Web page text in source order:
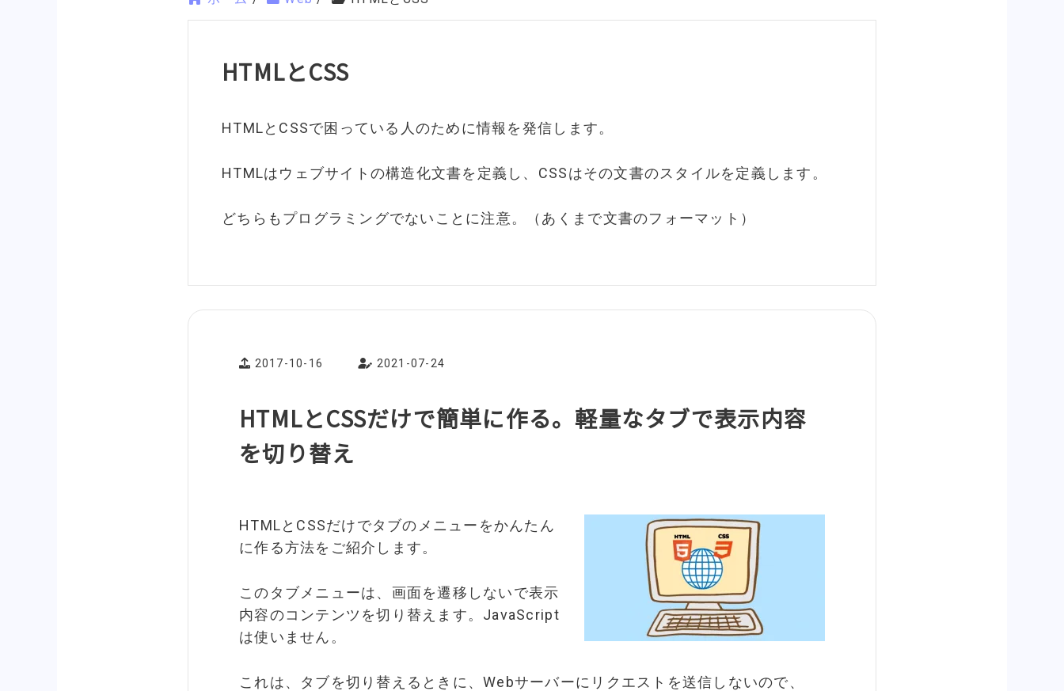
HTMLとCSS
HTMLとCSSで困っている人のために情報を発信します。
HTMLはウェブサイトの構造化文書を定義し、CSSはその文書のスタイルを定義します。
どちらもプログラミングでないことに注意。（あくまで文書のフォーマット）
2017-10-16 2021-07-24
HTMLとCSSだけで簡単に作る。軽量なタブで表示内容
を切り替え
HTMLとCSSだけでタブのメニューをかんたん
に作る方法をご紹介します。
このタブメニューは、画面を遷移しないで表示
内容のコンテンツを切り替えます。JavaScript
は使いません。
これは、タブを切り替えるときに、Webサーバーにリクエストを送信しないので、